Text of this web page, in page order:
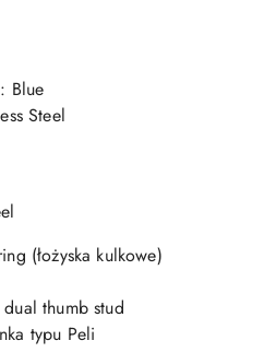
Blue
Steel
(łożyska kulkowe)
thumb stud
typu Peli